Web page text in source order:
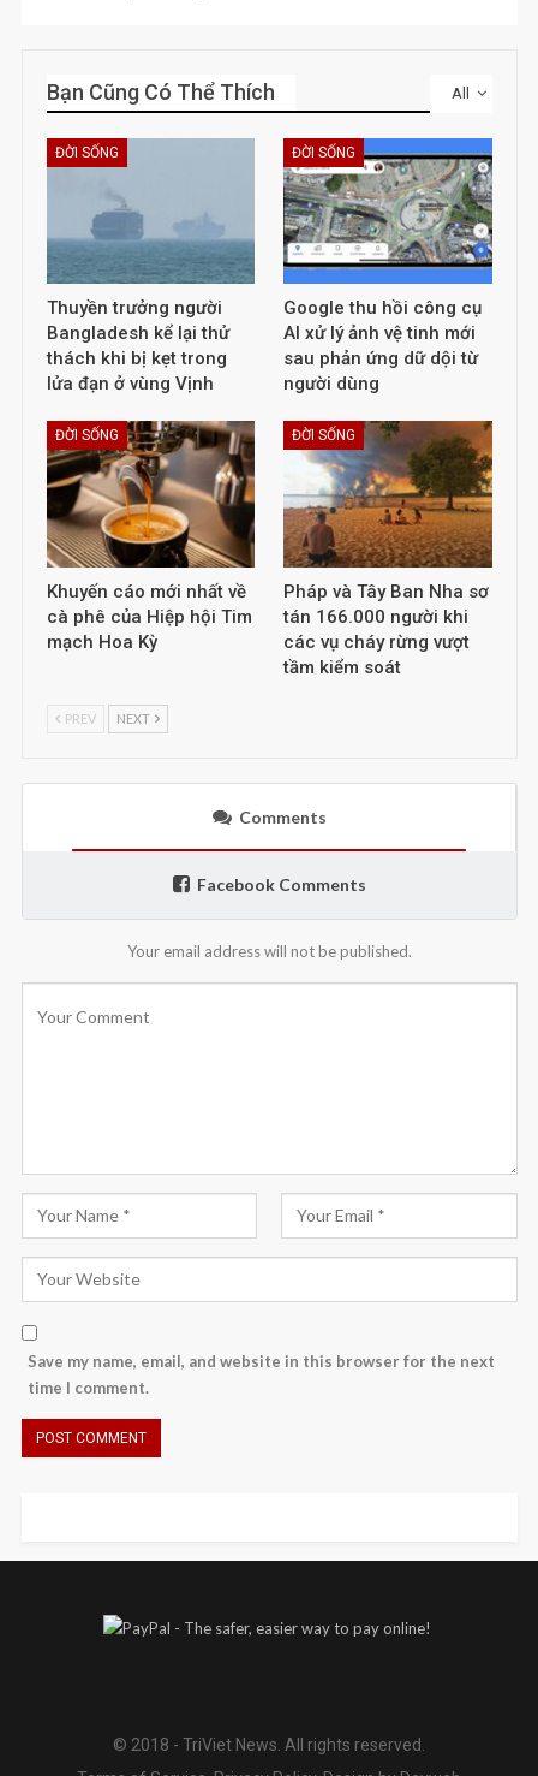
All
Bạn Cũng Có Thể Thích
ĐỜI SỐNG
Thuyền trưởng người
Bangladesh kể lại thử
thách khi bị kẹt trong
lửa đạn ở vùng Vịnh
ĐỜI SỐNG
Google thu hồi công cụ
AI xử lý ảnh vệ tinh mới
sau phản ứng dữ dội từ
người dùng
ĐỜI SỐNG
Khuyến cáo mới nhất về
cà phê của Hiệp hội Tim
mạch Hoa Kỳ
ĐỜI SỐNG
Pháp và Tây Ban Nha sơ
tán 166.000 người khi
các vụ cháy rừng vượt
tầm kiểm soát
PREV NEXT
Comments
Facebook Comments
Your email address will not be published.
Save my name, email, and website in this browser for the next
time I comment.
© 2018 - TriViet News. All rights reserved.